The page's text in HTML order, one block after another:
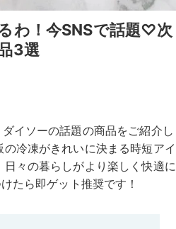
わ！今SNSで話題♡次
3選
イソーの話題の商品をご紹介し
冷凍がきれいに決まる時短アイ
々の暮らしがより楽しく快適に
たら即ゲット推奨です！